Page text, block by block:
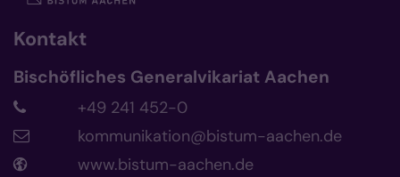
Kontakt
Bischöfliches Generalvikariat Aachen
+49 241 452-0
kommunikation@bistum-aachen.de
www.bistum-aachen.de